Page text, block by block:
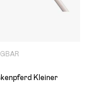
Kleiner